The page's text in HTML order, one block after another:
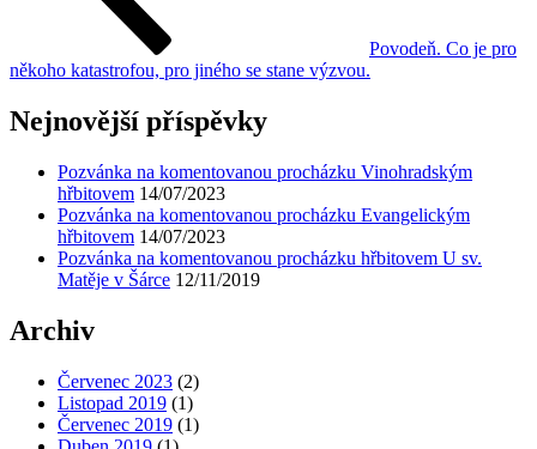
Povodeň. Co je pro
někoho katastrofou, pro jiného se stane výzvou.
Nejnovější příspěvky
Pozvánka na komentovanou procházku Vinohradským
hřbitovem 14/07/2023
Pozvánka na komentovanou procházku Evangelickým
hřbitovem 14/07/2023
Pozvánka na komentovanou procházku hřbitovem U sv.
Matěje v Šárce 12/11/2019
Archiv
Červenec 2023 (2)
Listopad 2019 (1)
Červenec 2019 (1)